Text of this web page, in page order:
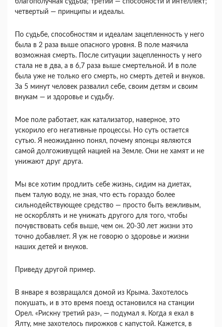
благополучная судьба; третий — способности и интеллект;
четвертый — принципы и идеалы.
По судьбе, способностям и идеалам зацепленность у него
была в 2 раза выше опасного уровня. В поле маячила
возможная смерть. После ситуа­ции зацепленность у него
стала не в два, а в 6,7 раза выше смертельной. И в поле
была уже не только его смерть, но смерть детей и внуков.
За 5 минут человек развалил себе, своим детям и сво­им
внукам — и здоровье и судьбу.
Мое поле работает, как катализатор, наверное, это
ускорило его негативные процессы. Но суть остается
сутью. Я неожиданно понял, почему японцы являются
самой долгоживущей нацией на Земле. Они не хамят и не
унижают друг друга.
Мы все хотим продлить себе жизнь, сидим на диетах,
пьем талую воду, не зная, что есть гораздо более
сильнодействующее средство — просто быть вежливым,
не оскорблять и не унижать другого для того, чтобы
почувствовать себя выше, чем он. 20-30 лет жизни это
точно добавляет. Я уж не го­ворю о здоровье и жизни
наших детей и внуков.
Приведу другой пример.
В январе я возвращался домой из Крыма. Захо­телось
покушать, и в это время поезд остановился на станции
Орел. «Рискну третий раз», — подумал я. Когда я ехал в
Ялту, мне захотелось пирожков с капустой. Кажется, в